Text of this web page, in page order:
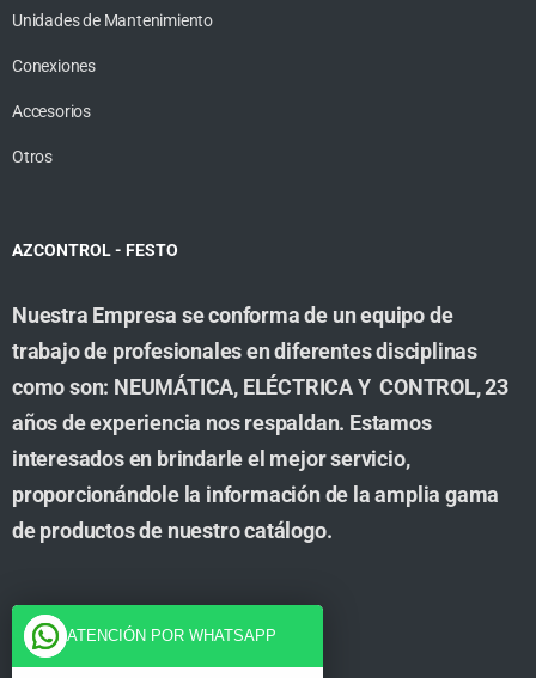
Unidades de Mantenimiento
Conexiones
Accesorios
Otros
AZCONTROL - FESTO
Nuestra Empresa se conforma de un equipo de
trabajo de profesionales en diferentes disciplinas
como son: NEUMÁTICA, ELÉCTRICA Y CONTROL, 23
años de experiencia nos respaldan. Estamos
interesados en brindarle el mejor servicio,
proporcionándole la información de la amplia gama
de productos de nuestro catálogo.
CuentaATENCIÓN POR WHATSAPP